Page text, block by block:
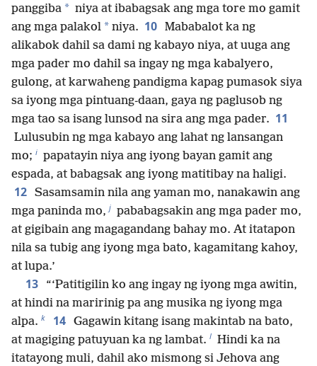
panggiba * niya at ibabagsak ang mga tore mo gamit
ang mga palakol * niya. 10 Mababalot ka ng
alikabok dahil sa dami ng kabayo niya, at uuga ang
mga pader mo dahil sa ingay ng mga kabalyero,
gulong, at karwaheng pandigma kapag pumasok siya
sa iyong mga pintuang-daan, gaya ng paglusob ng
mga tao sa isang lunsod na sira ang mga pader. 11
Lulusubin ng mga kabayo ang lahat ng lansangan
mo; i papatayin niya ang iyong bayan gamit ang
espada, at babagsak ang iyong matitibay na haligi.
12 Sasamsamin nila ang yaman mo, nanakawin ang
mga paninda mo, j pababagsakin ang mga pader mo,
at gigibain ang magagandang bahay mo. At itatapon
nila sa tubig ang iyong mga bato, kagamitang kahoy,
at lupa.’
13
“‘Patitigilin ko ang ingay ng iyong mga awitin,
at hindi na maririnig pa ang musika ng iyong mga
alpa. k 14 Gagawin kitang isang makintab na bato,
at magiging patuyuan ka ng lambat. l Hindi ka na
itatayong muli, dahil ako mismong si Jehova ang